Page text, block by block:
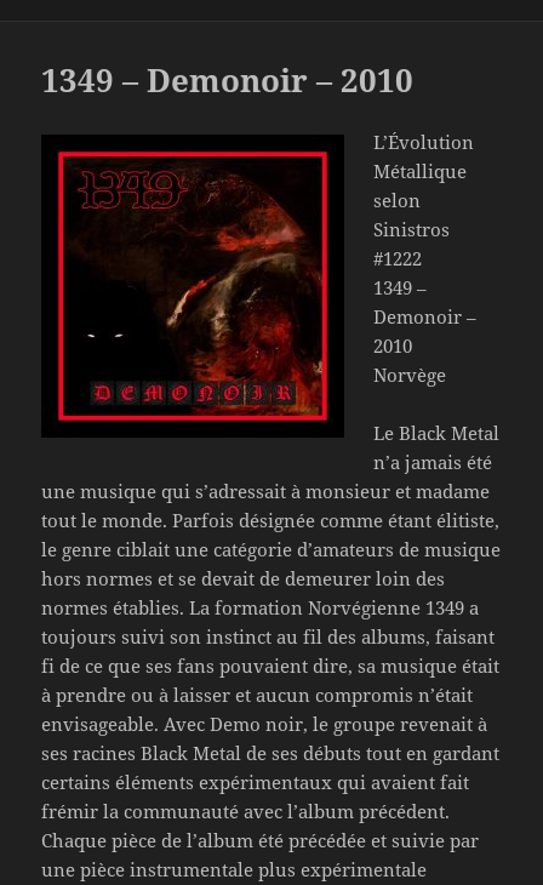
1349 – Demonoir – 2010
L’Évolution
Métallique
selon
Sinistros
#1222
1349 –
Demonoir –
2010
Norvège
Le Black Metal
n’a jamais été
une musique qui s’adressait à monsieur et madame
tout le monde. Parfois désignée comme étant élitiste,
le genre ciblait une catégorie d’amateurs de musique
hors normes et se devait de demeurer loin des
normes établies. La formation Norvégienne 1349 a
toujours suivi son instinct au fil des albums, faisant
fi de ce que ses fans pouvaient dire, sa musique était
à prendre ou à laisser et aucun compromis n’était
envisageable. Avec Demo noir, le groupe revenait à
ses racines Black Metal de ses débuts tout en gardant
certains éléments expérimentaux qui avaient fait
frémir la communauté avec l’album précédent.
Chaque pièce de l’album été précédée et suivie par
une pièce instrumentale plus expérimentale